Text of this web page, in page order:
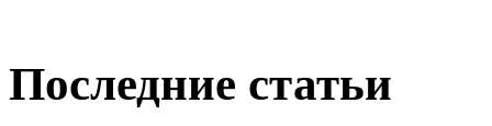
Последние статьи